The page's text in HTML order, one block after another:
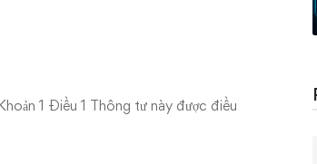
1 Điều 1 Thông tư này được điều